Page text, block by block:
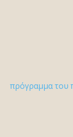
πρόγραμμα του